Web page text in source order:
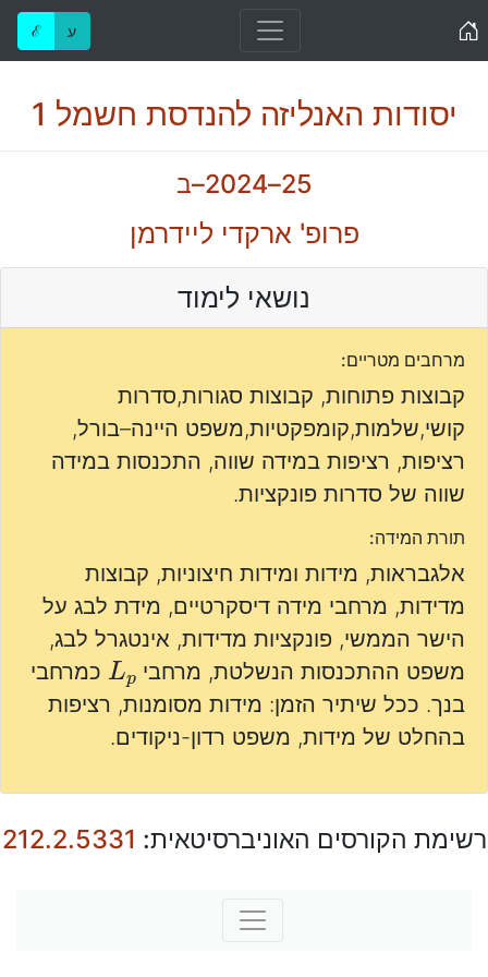
ℰ ע
יסודות האנליזה להנדסת חשמל 1
25–2024–ב
פרופ' ארקדי ליידרמן
נושאי לימוד
מרחבים מטריים:
קבוצות פתוחות, קבוצות סגורות,סדרות
קושי,שלמות,קומפקטיות,משפט היינה–בורל,
רציפות, רציפות במידה שווה, התכנסות במידה
שווה של סדרות פונקציות.
תורת המידה:
אלגבראות, מידות ומידות חיצוניות, קבוצות
מדידות, מרחבי מידה דיסקרטיים, מידת לבג על
הישר הממשי, פונקציות מדידות, אינטגרל לבג,
משפט ההתכנסות הנשלטת, מרחבי
Lp
כמרחבי
בנך. ככל שיתיר הזמן: מידות מסומנות, רציפות
בהחלט של מידות, משפט רדון-ניקודים.
רשימת הקורסים האוניברסיטאית: 212.2.5331